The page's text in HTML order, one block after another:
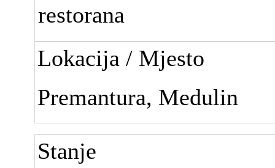
restorana
Lokacija / Mjesto
Premantura, Medulin
Stanje